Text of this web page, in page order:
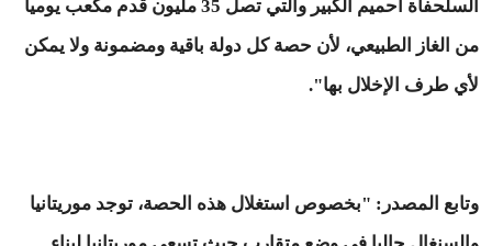
السلحفاة آحميم الكبير والتي تصل 35 مليون قدم مكعب يومياً
من الغاز الطبيعي، لأن حصة كل دولة باقية ومضمونة ولا يمكن
لأي طرف الإخلال بها".
وتابع المصدر: "بخصوص استغلال هذه الحصة، توجد موريتانيا